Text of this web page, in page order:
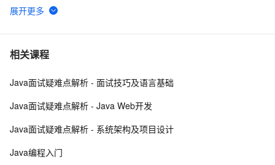
6 【JavaWeb】一文搞懂Java过滤器与拦截器的区别
7 Java编程中容易忽略的细节总结
8 方块人 Java并发——volatile关键字
10java中两种添加监听器的策略
相关课程
Java面试疑难点解析 - 面试技巧及语言基础
Java面试疑难点解析 - Java Web开发
Java面试疑难点解析 - 系统架构及项目设计
Java编程入门